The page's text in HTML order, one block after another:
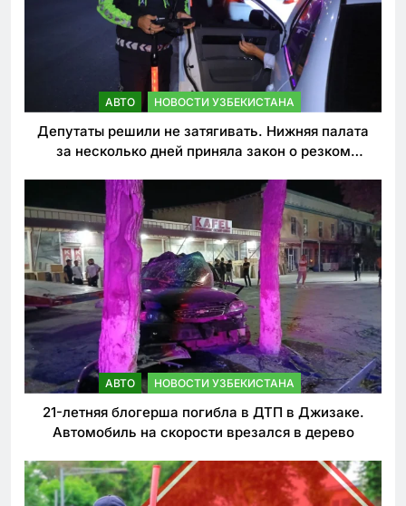
АВТО НОВОСТИ УЗБЕКИСТАНА
Депутаты решили не затягивать. Нижняя палата
за несколько дней приняла закон о резком
АВТО НОВОСТИ УЗБЕКИСТАНА
21-летняя блогерша погибла в ДТП в Джизаке.
Автомобиль на скорости врезался в дерево